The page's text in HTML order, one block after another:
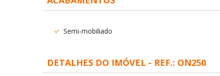
Semi-mobiliado
DETALHES DO IMÓVEL - REF.: ON250